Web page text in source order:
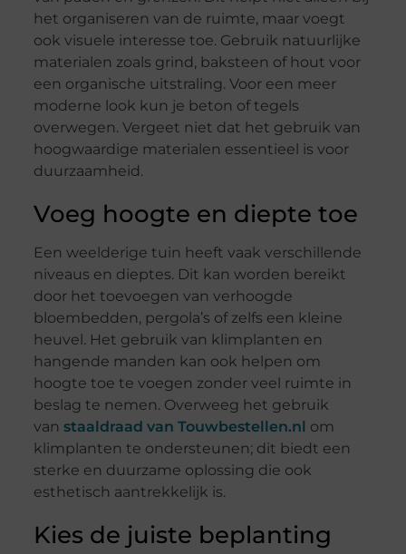
het organiseren van de ruimte, maar voegt
ook visuele interesse toe. Gebruik natuurlijke
materialen zoals grind, baksteen of hout voor
een organische uitstraling. Voor een meer
moderne look kun je beton of tegels
overwegen. Vergeet niet dat het gebruik van
hoogwaardige materialen essentieel is voor
duurzaamheid.
Voeg hoogte en diepte toe
Een weelderige tuin heeft vaak verschillende
niveaus en dieptes. Dit kan worden bereikt
door het toevoegen van verhoogde
bloembedden, pergola’s of zelfs een kleine
heuvel. Het gebruik van klimplanten en
hangende manden kan ook helpen om
hoogte toe te voegen zonder veel ruimte in
beslag te nemen. Overweeg het gebruik
van staaldraad van Touwbestellen.nl om
klimplanten te ondersteunen; dit biedt een
sterke en duurzame oplossing die ook
esthetisch aantrekkelijk is.
Kies de juiste beplanting